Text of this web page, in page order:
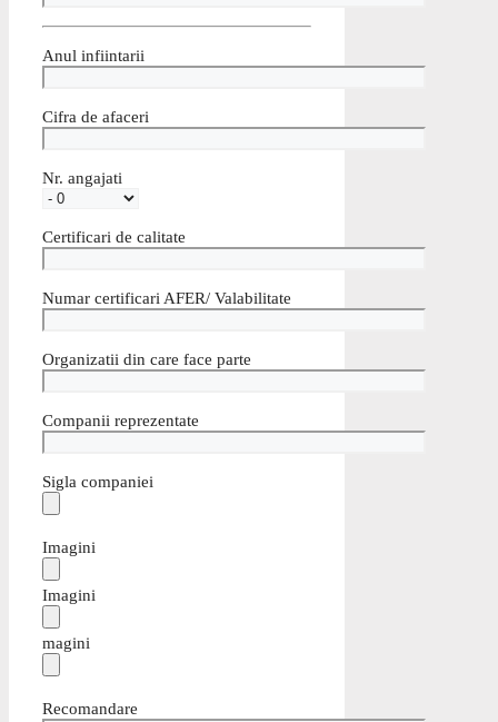
Anul infiintarii
Cifra de afaceri
Nr. angajati
Certificari de calitate
Numar certificari AFER/ Valabilitate
Organizatii din care face parte
Companii reprezentate
Sigla companiei
Imagini
Imagini
magini
Recomandare